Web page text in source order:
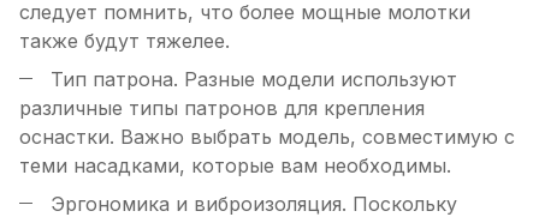
следует помнить, что более мощные молотки
также будут тяжелее.
Тип патрона. Разные модели используют
различные типы патронов для крепления
оснастки. Важно выбрать модель, совместимую с
теми насадками, которые вам необходимы.
Эргономика и виброизоляция. Поскольку